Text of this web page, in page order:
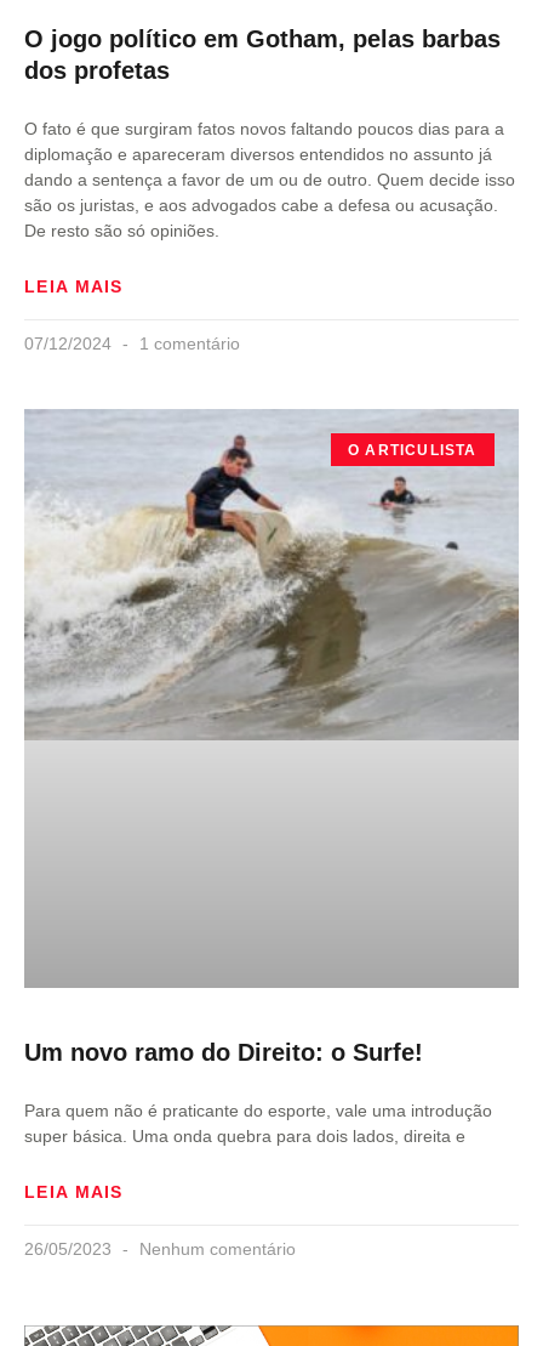
O jogo político em Gotham, pelas barbas
dos profetas
O fato é que surgiram fatos novos faltando poucos dias para a
diplomação e apareceram diversos entendidos no assunto já
dando a sentença a favor de um ou de outro. Quem decide isso
são os juristas, e aos advogados cabe a defesa ou acusação.
De resto são só opiniões.
LEIA MAIS
07/12/2024 1 comentário
O ARTICULISTA
Um novo ramo do Direito: o Surfe!
Para quem não é praticante do esporte, vale uma introdução
super básica. Uma onda quebra para dois lados, direita e
LEIA MAIS
26/05/2023 Nenhum comentário